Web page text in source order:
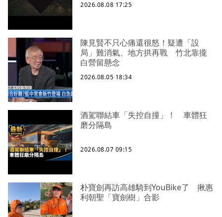
2026.08.08 17:25
陳見賢不只心痛還很怒！疑遭「設
局」難消氣、地方拱再戰 竹北靠攏
白營留懸念
2026.08.05 18:34
酒駕聯結車「失控自撞」！ 車體狂
磨分隔島
2026.08.07 09:15
朴寶劍再訪高雄騎到YouBike了 揪惠
利朝聖「寶劍樹」合影